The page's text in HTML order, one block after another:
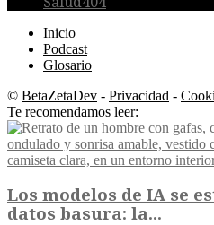
Inicio
Podcast
Glosario
© BetaZetaDev - Privacidad -
Te recomendamos leer:
Los modelos de IA se
datos basura: la...